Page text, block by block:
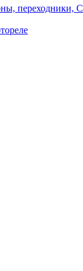
переходники,